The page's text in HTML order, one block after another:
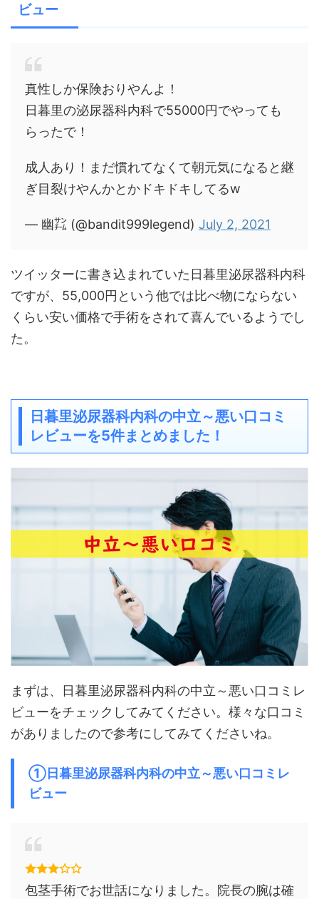
ビュー
真性しか保険おりやんよ！
日暮里の泌尿器科内科で55000円でやっても
らったで！
成人あり！まだ慣れてなくて朝元気になると継
ぎ目裂けやんかとかドキドキしてるw
— 幽㌠ (@bandit999legend) July 2, 2021
ツイッターに書き込まれていた日暮里泌尿器科内科
ですが、55,000円という他では比べ物にならない
くらい安い価格で手術をされて喜んでいるようでし
た。
日暮里泌尿器科内科の中立～悪い口コミ
レビューを5件まとめました！
まずは、日暮里泌尿器科内科の中立～悪い口コミレ
ビューをチェックしてみてください。様々な口コミ
がありましたので参考にしてみてくださいね。
①日暮里泌尿器科内科の中立～悪い口コミレ
ビュー
包茎手術でお世話になりました。院長の腕は確